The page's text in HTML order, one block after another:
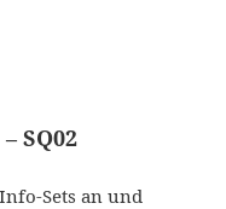
SQ02
Sets an und